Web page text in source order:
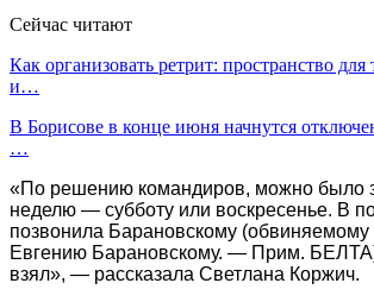
Сейчас читают
Как организовать ретрит: пространство
и…
В Борисове в конце июня начнутся
…
«По решению командиров, можно было
неделю — субботу или воскресенье. В
позвонила Барановскому (обвиняемому
Евгению Барановскому. — Прим.
взял», — рассказала Светлана Коржич.